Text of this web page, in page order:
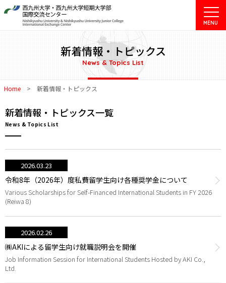
MENU
新着情報・トピックス
News & Topics List
Home > 新着情報・トピックス
新着情報・トピックス一覧
News & Topics List
2026.03.23
令和8年（2026年）度私費留学生向け各種奨学金について
Various Scholarships for Self-Financed International Students in FY 2026
(Reiwa 8)
2026.02.26
㈱AKIによる留学生向け就職説明会を開催
Job Information Session for International Students Hosted by AKI Co.,
Ltd.